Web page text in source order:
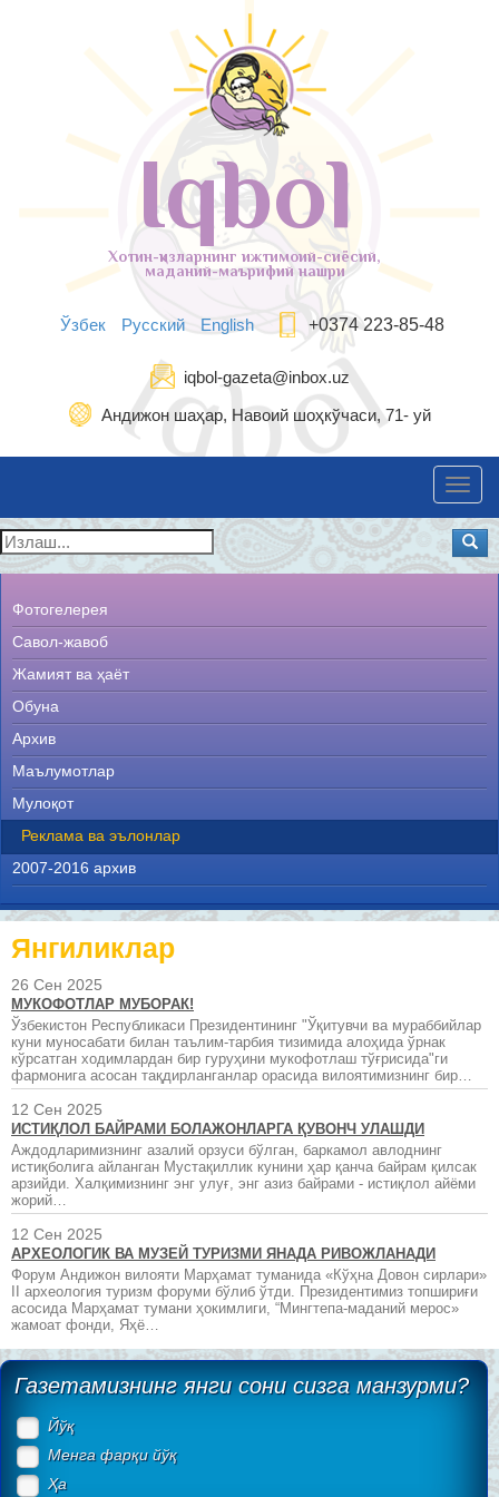
Iqbol
Хотин-қизларнинг ижтимоий-сиёсий,
маданий-маърифий нашри
Ўзбек Русский English +0374 223-85-48
iqbol-gazeta@inbox.uz
Андижон шаҳар, Навоий шоҳкўчаси, 71- уй
Фотогелерея
Савол-жавоб
Жамият ва ҳаёт
Обуна
Архив
Маълумотлар
Мулоқот
Реклама ва эълонлар
2007-2016 архив
Янгиликлар
26 Сен 2025
МУКОФОТЛАР МУБОРАК!
Ўзбекистон Республикаси Президентининг "Ўқитувчи ва мураббийлар
куни муносабати билан таълим-тарбия тизимида алоҳида ўрнак
кўрсатган ходимлардан бир гуруҳини мукофотлаш тўғрисида"ги
фармонига асосан тақдирланганлар орасида вилоятимизнинг бир…
12 Сен 2025
ИСТИҚЛОЛ БАЙРАМИ БОЛАЖОНЛАРГА ҚУВОНЧ УЛАШДИ
Аждодларимизнинг азалий орзуси бўлган, баркамол авлоднинг
истиқболига айланган Мустақиллик кунини ҳар қанча байрам қилсак
арзийди. Халқимизнинг энг улуғ, энг азиз байрами - истиқлол айёми
жорий…
12 Сен 2025
АРХЕОЛОГИК ВА МУЗЕЙ ТУРИЗМИ ЯНАДА РИВОЖЛАНАДИ
Форум Андижон вилояти Марҳамат туманида «Кўҳна Довон сирлари»
II археология туризм форуми бўлиб ўтди. Президентимиз топшириғи
асосида Марҳамат тумани ҳокимлиги, “Мингтепа-маданий мерос»
жамоат фонди, Яҳё…
Газетамизнинг янги сони сизга манзурми?
Йўқ
Менга фарқи йўқ
Ҳа